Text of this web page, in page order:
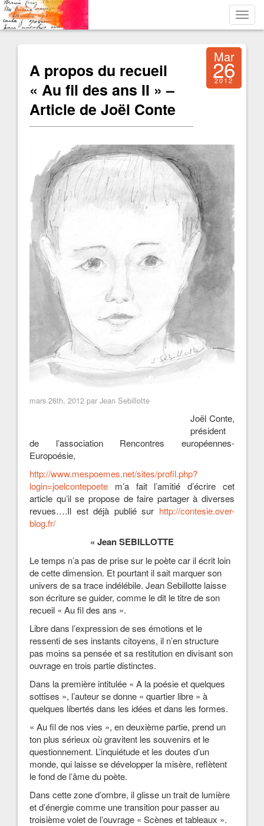
A propos du recueil
« Au fil des ans II » –
Article de Joël Conte
Mar
26
2012
mars 26th, 2012 par Jean Sebillotte
Joël Conte,
président
de l’association Rencontres européennes-
Europoésie,
http://www.mespoemes.net/sites/profil.php?
login=joelcontepoete m’a fait l’amitié d’écrire cet
article qu’il se propose de faire partager à diverses
revues….Il est déjà publié sur http://contesie.over-
blog.fr/
« Jean SEBILLOTTE
Le temps n’a pas de prise sur le poète car il écrit loin
de cette dimension. Et pourtant il sait marquer son
univers de sa trace indélébile. Jean Sebillotte laisse
son écriture se guider, comme le dit le titre de son
recueil « Au fil des ans ».
Libre dans l’expression de ses émotions et le
ressenti de ses instants citoyens, il n’en structure
pas moins sa pensée et sa restitution en divisant son
ouvrage en trois partie distinctes.
Dans la première intitulée « A la poésie et quelques
sottises », l’auteur se donne « quartier libre » à
quelques libertés dans les idées et dans les formes.
« Au fil de nos vies », en deuxième partie, prend un
ton plus sérieux où gravitent les souvenirs et le
questionnement. L’inquiétude et les doutes d’un
monde, qui laisse se développer la misère, reflètent
le fond de l’âme du poète.
Dans cette zone d’ombre, il glisse un trait de lumière
et d’énergie comme une transition pour passer au
troisième volet de l’ouvrage « Scènes et tableaux ».